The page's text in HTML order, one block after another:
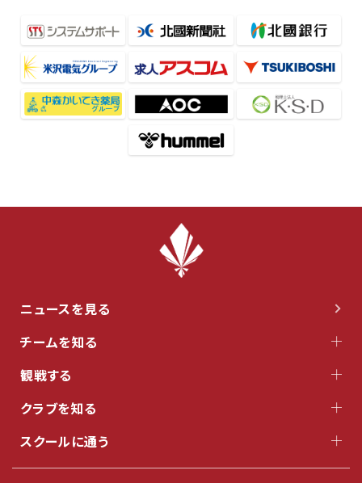
ニュースを見る
チームを知る
観戦する
クラブを知る
スクールに通う